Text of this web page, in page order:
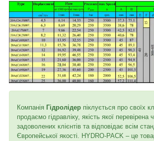
Компанія Гідролідер піклується про своїх
продаємо гідравліку, якість якої
задоволених клієнтів та відповідає всім
Європейської якості. HYDRO-PACK – це